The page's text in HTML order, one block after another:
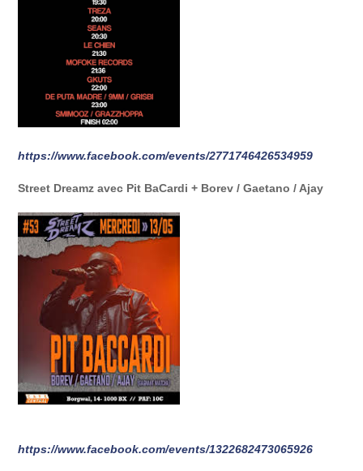
https://www.facebook.com/events/2771746426534959
Street Dreamz avec Pit BaCardi + Borev / Gaetano / Ajay
https://www.facebook.com/events/1322682473065926